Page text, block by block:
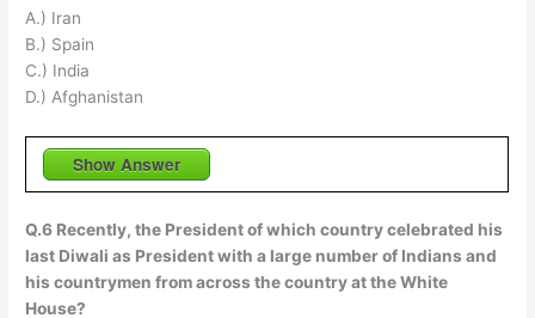
A.) Iran
B.) Spain
C.) India
D.) Afghanistan
Show Answer
Q.6 Recently, the President of which country celebrated his
last Diwali as President with a large number of Indians and
his countrymen from across the country at the White
House?